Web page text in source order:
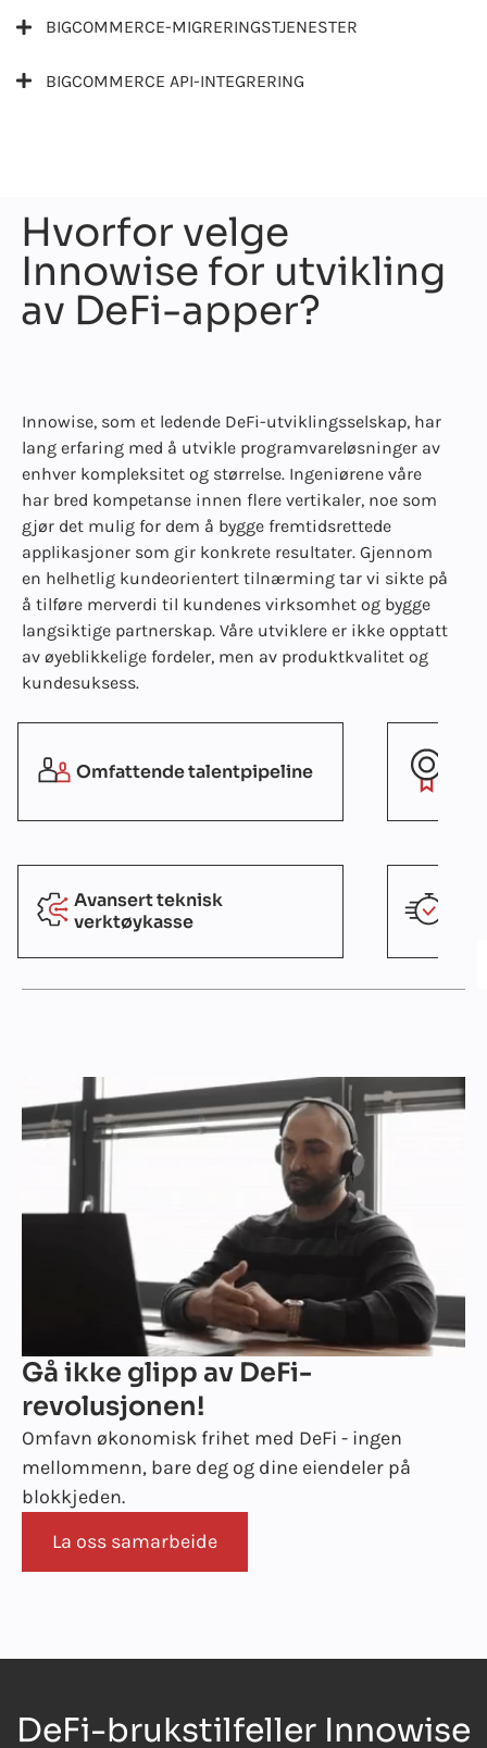
BIGCOMMERCE-MIGRERINGSTJENESTER
BIGCOMMERCE API-INTEGRERING
Hvorfor velge
Innowise for utvikling
av DeFi-apper?
Innowise, som et ledende DeFi-utviklingsselskap, har
lang erfaring med å utvikle programvareløsninger av
enhver kompleksitet og størrelse. Ingeniørene våre
har bred kompetanse innen flere vertikaler, noe som
gjør det mulig for dem å bygge fremtidsrettede
applikasjoner som gir konkrete resultater. Gjennom
en helhetlig kundeorientert tilnærming tar vi sikte på
å tilføre merverdi til kundenes virksomhet og bygge
langsiktige partnerskap. Våre utviklere er ikke opptatt
av øyeblikkelige fordeler, men av produktkvalitet og
kundesuksess.
Omfattende talentpipeline
Avansert teknisk
verktøykasse
Gå ikke glipp av DeFi-
revolusjonen!
Omfavn økonomisk frihet med DeFi - ingen
mellommenn, bare deg og dine eiendeler på
blokkjeden.
La oss samarbeide
DeFi-brukstilfeller Innowise